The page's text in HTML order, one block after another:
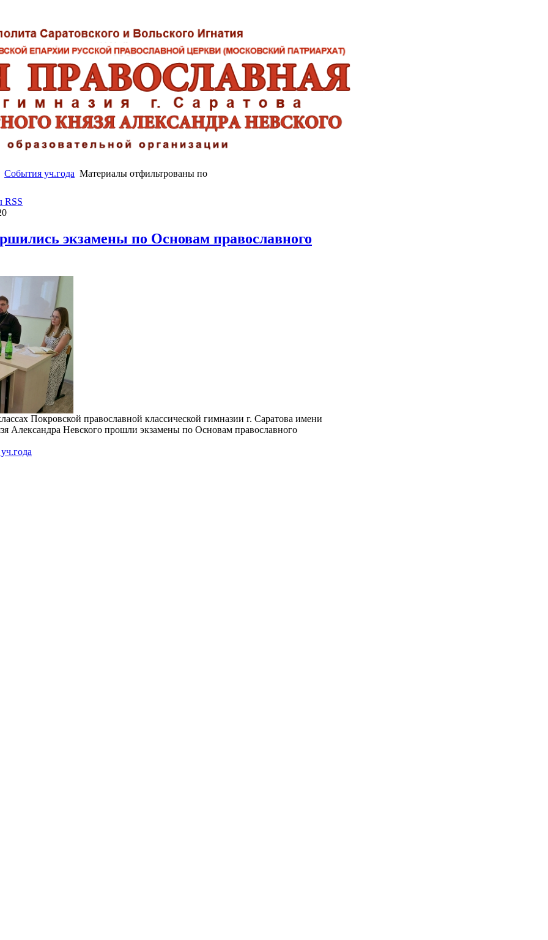
События уч.года Материалы отфильтрованы по
RSS
экзамены по Основам православного
Покровской православной классической гимназии г. Саратова имени
Александра Невского прошли экзамены по Основам православного